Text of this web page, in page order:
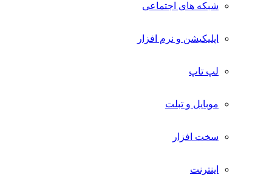
شبکه های اجتماعی
اپلیکیشن و نرم افزار
لپ تاپ
موبایل و تبلت
سخت افزار
اینترنت